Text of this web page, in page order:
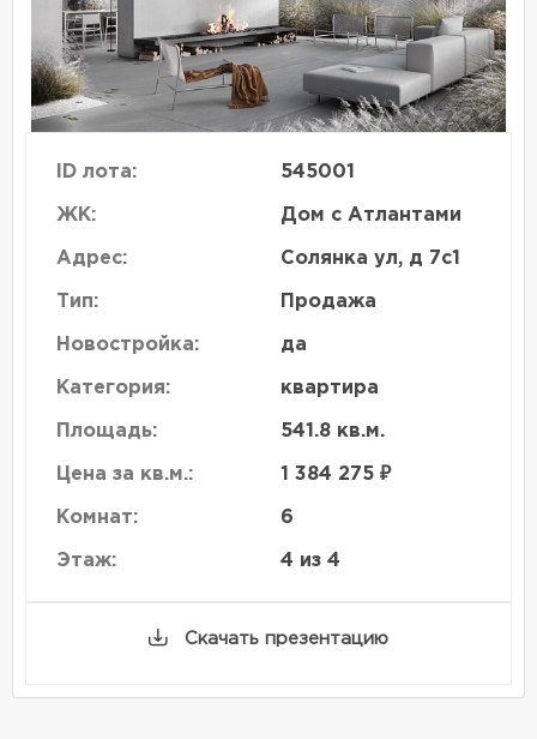
ID лота: 545001
ЖК: Дом с Атлантами
Адрес: Солянка ул, д 7с1
Тип: Продажа
Новостройка: да
Категория: квартира
Площадь: 541.8 кв.м.
Цена за кв.м.: 1 384 275 ₽
Комнат: 6
Этаж: 4 из 4
Скачать презентацию